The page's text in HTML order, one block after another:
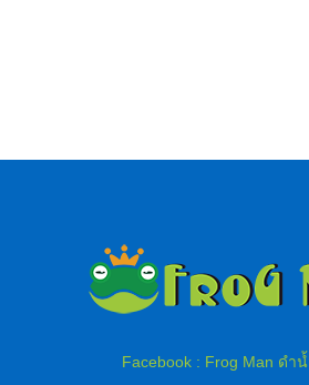
Facebook : Frog Man ดำ